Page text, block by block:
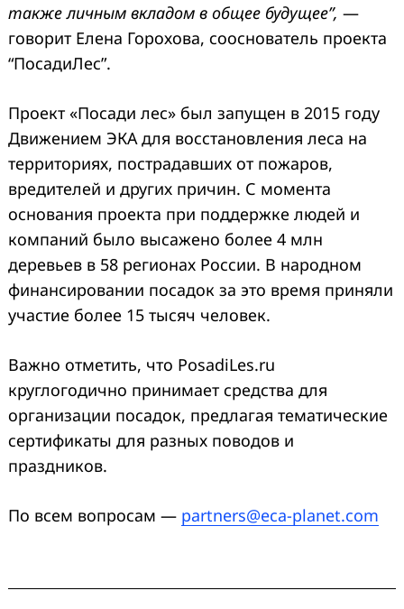
также личным вкладом в общее будущее”, —
говорит Елена Горохова, сооснователь проекта
“ПосадиЛес”.
Проект «Посади лес» был запущен в 2015 году
Движением ЭКА для восстановления леса на
территориях, пострадавших от пожаров,
вредителей и других причин. С момента
основания проекта при поддержке людей и
компаний было высажено более 4 млн
деревьев в 58 регионах России. В народном
финансировании посадок за это время приняли
участие более 15 тысяч человек.
Важно отметить, что PosadiLes.ru
круглогодично принимает средства для
организации посадок, предлагая тематические
сертификаты для разных поводов и
праздников.
По всем вопросам — partners@eca-planet.com